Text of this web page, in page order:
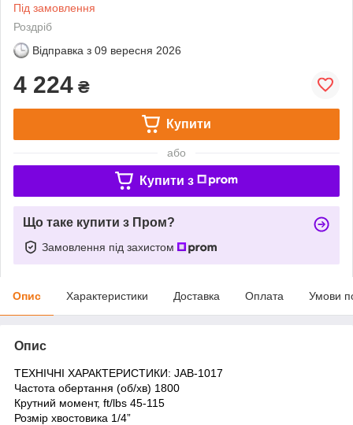
Під замовлення
Роздріб
Відправка з 09 вересня 2026
4 224 ₴
Купити
або
Купити з
Що таке купити з Пром?
Замовлення під захистом
Опис Характеристики Доставка Оплата Умови
Опис
ТЕХНІЧНІ ХАРАКТЕРИСТИКИ: JAB-1017
Частота обертання (об/хв) 1800
Крутний момент, ft/lbs 45-115
Розмір хвостовика 1/4”